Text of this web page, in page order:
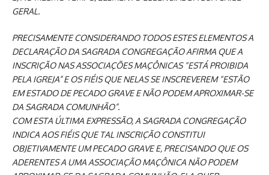
GERAL.
PRECISAMENTE CONSIDERANDO TODOS ESTES ELEMENTOS A
DECLARAÇÃO DA SAGRADA CONGREGAÇÃO AFIRMA QUE A
INSCRIÇÃO NAS ASSOCIAÇÕES MAÇÔNICAS “ESTÁ PROIBIDA
PELA IGREJA” E OS FIÉIS QUE NELAS SE INSCREVEREM “ESTÃO
EM ESTADO DE PECADO GRAVE E NÃO PODEM APROXIMAR-SE
DA SAGRADA COMUNHÃO”.
COM ESTA ÚLTIMA EXPRESSÃO, A SAGRADA CONGREGAÇÃO
INDICA AOS FIÉIS QUE TAL INSCRIÇÃO CONSTITUI
OBJETIVAMENTE UM PECADO GRAVE E, PRECISANDO QUE OS
ADERENTES A UMA ASSOCIAÇÃO MAÇÔNICA NÃO PODEM